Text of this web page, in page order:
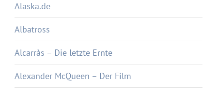
Alaska.de
Albatross
Alcarràs – Die letzte Ernte
Alexander McQueen – Der Film